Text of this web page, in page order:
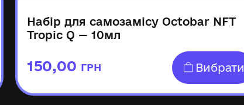
Набір для самозамісу Octobar NFT
Tropic Q — 10мл
150,00 ГРН Вибрати